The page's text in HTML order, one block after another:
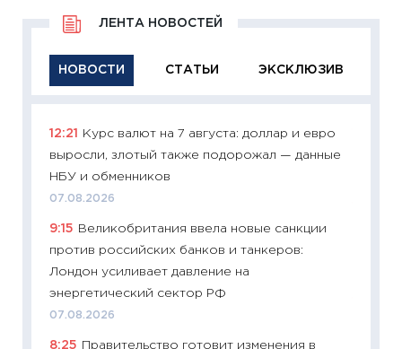
НОВОСТИ СТАТЬИ ЭКСКЛЮЗИВ
ЛЕНТА НОВОСТЕЙ
12:21
Курс валют на 7 августа: доллар и евро
выросли, злотый также подорожал — данные
НБУ и обменников
07.08.2026
9:15
Великобритания ввела новые санкции
против российских банков и танкеров:
Лондон усиливает давление на
энергетический сектор РФ
07.08.2026
8:25 Правительство готовит изменения в